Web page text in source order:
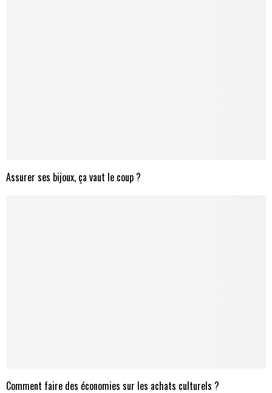
Assurer ses bijoux, ça vaut le coup ?
Comment faire des économies sur les achats culturels ?